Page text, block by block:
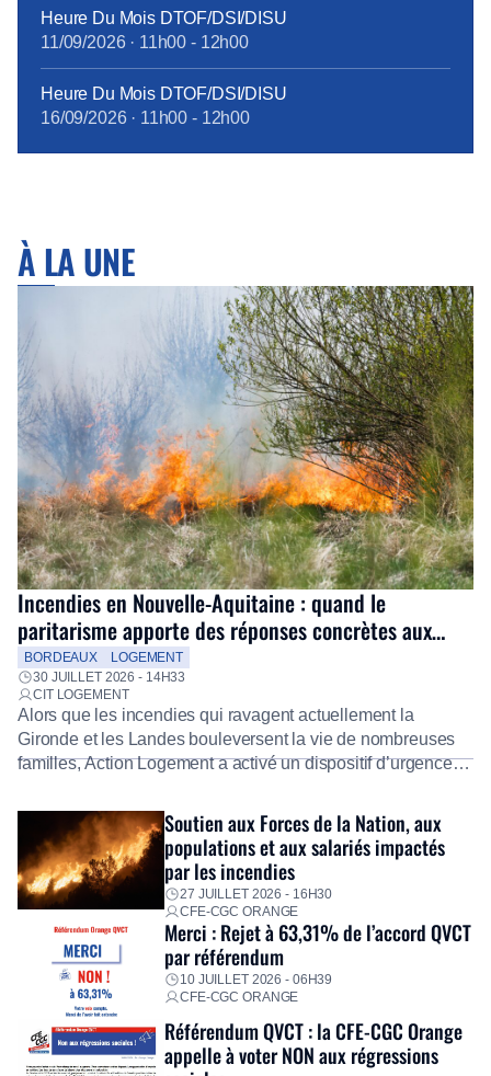
Heure Du Mois DTOF/DSI/DISU
11/09/2026· 11h00 - 12h00
Heure Du Mois DTOF/DSI/DISU
16/09/2026· 11h00 - 12h00
À LA UNE
Incendies en Nouvelle-Aquitaine : quand le
paritarisme apporte des réponses concrètes aux
salariés
BORDEAUX
LOGEMENT
30 JUILLET 2026 - 14H33
CIT LOGEMENT
Alors que les incendies qui ravagent actuellement la
Gironde et les Landes bouleversent la vie de nombreuses
familles, Action Logement a activé un dispositif d’urgence
Fidèle à sa mission d’utilité sociale, le Groupe mobilise
immédiatement ses équipes afin de proposer un diagnostic
personnalisé, des aides financières pour faire face aux
premières dépenses, […]
Soutien aux Forces de la Nation, aux
populations et aux salariés impactés
par les incendies
27 JUILLET 2026 - 16H30
CFE-CGC ORANGE
Merci : Rejet à 63,31% de l’accord QVCT
par référendum
10 JUILLET 2026 - 06H39
CFE-CGC ORANGE
Référendum QVCT : la CFE-CGC Orange
appelle à voter NON aux régressions